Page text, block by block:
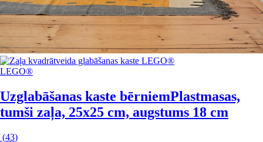
LEGO®
Uzglabāšanas kaste bērniemPlastmasas,
tumši zaļa, 25x25 cm, augstums 18 cm
(43)